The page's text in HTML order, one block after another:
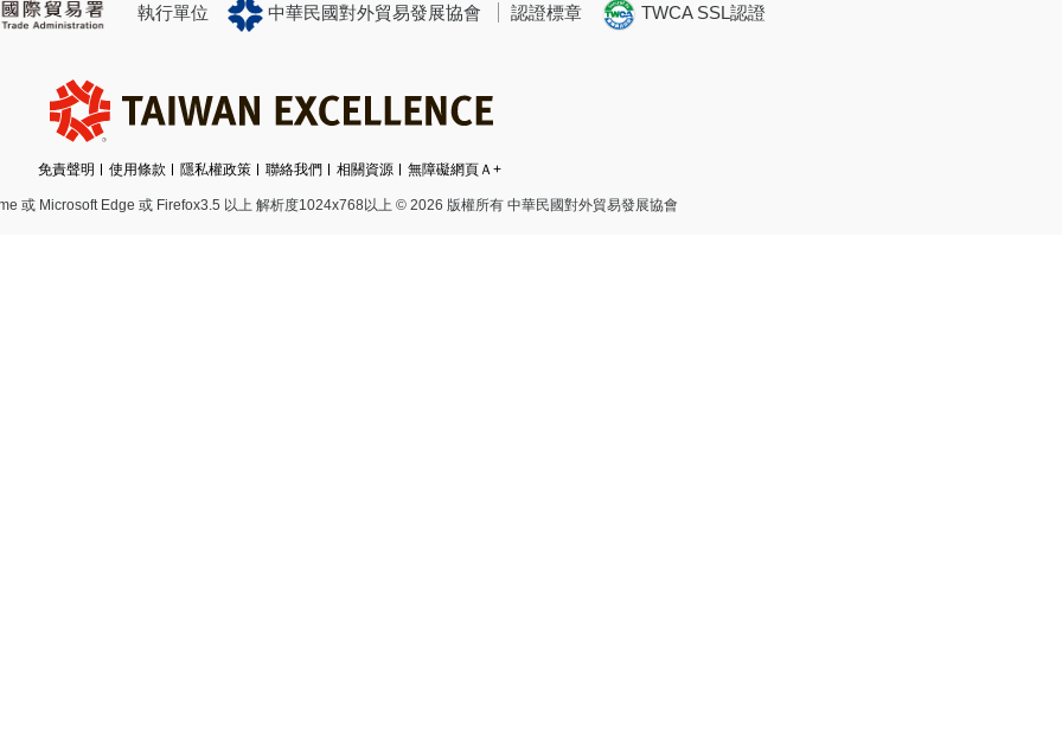
執行單位 中華民國對外貿易發展協會 認證標章 TWCA SSL認證
免責聲明 使用條款 隱私權政策 聯絡我們 相關資源 無障礙網頁Ａ+
或 Microsoft Edge 或 Firefox3.5 以上 解析度1024x768以上 © 2026 版權所有 中華民國對外貿易發展協會